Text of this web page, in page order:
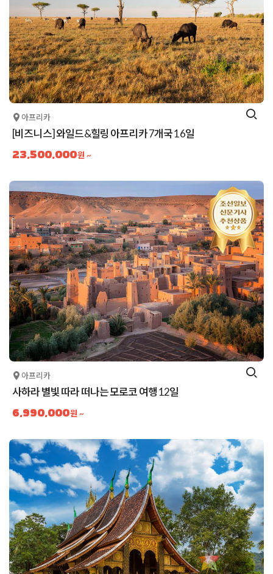
아프리카
[비즈니스] 와일드&힐링 아프리카 7개국 16일
23,500,000원 ~
아프리카
사하라 별빛 따라 떠나는 모로코 여행 12일
6,990,000원 ~